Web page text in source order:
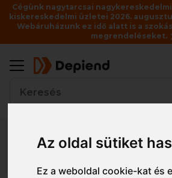
Az oldal sütiket
Ez a weboldal cookie-kat és
Cégünk nagytarcsai
kiskereskedelmi üzletei 2026.
Webáruházunk ez idő alatt is a
megrendeléseket.
Részletes nézet